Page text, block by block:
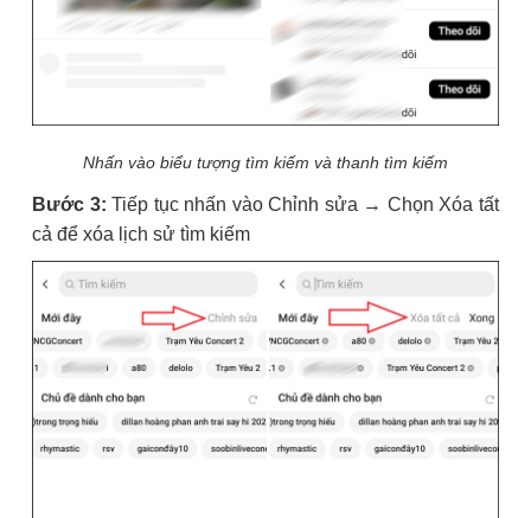
Nhấn vào biểu tượng tìm kiếm và thanh tìm kiếm
Bước 3: Tiếp tục nhấn vào Chỉnh sửa → Chọn Xóa tất
cả để xóa lịch sử tìm kiếm